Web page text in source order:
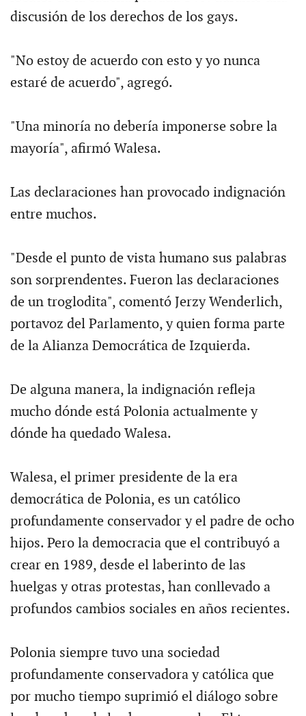
discusión de los derechos de los gays.
"No estoy de acuerdo con esto y yo nunca
estaré de acuerdo", agregó.
"Una minoría no debería imponerse sobre la
mayoría", afirmó Walesa.
Las declaraciones han provocado indignación
entre muchos.
"Desde el punto de vista humano sus palabras
son sorprendentes. Fueron las declaraciones
de un troglodita", comentó Jerzy Wenderlich,
portavoz del Parlamento, y quien forma parte
de la Alianza Democrática de Izquierda.
De alguna manera, la indignación refleja
mucho dónde está Polonia actualmente y
dónde ha quedado Walesa.
Walesa, el primer presidente de la era
democrática de Polonia, es un católico
profundamente conservador y el padre de ocho
hijos. Pero la democracia que el contribuyó a
crear en 1989, desde el laberinto de las
huelgas y otras protestas, han conllevado a
profundos cambios sociales en años recientes.
Polonia siempre tuvo una sociedad
profundamente conservadora y católica que
por mucho tiempo suprimió el diálogo sobre